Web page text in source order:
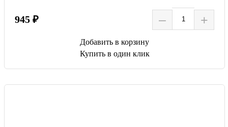
945 ₽ – +
Добавить в корзину
Купить в один клик